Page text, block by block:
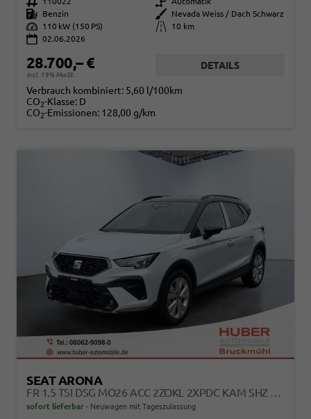
Kraftstoff
Benzin Außenfarbe
Nevada Weiss / Dach Schwarz
Leistung
110 kW (150 PS) Kilometerstand
10 km
02.06.2026
28.700,– €
incl. 19% MwSt.
DETAILS
Verbrauch kombiniert: 5,60 l/100km
CO2-Klasse: D
CO2-Emissionen: 128,00 g/km
SEAT ARONA
FR 1.5 TSI DSG MO26 ACC 2ZOKL 2XPDC KAM SHZ FULL LINK
sofort lieferbar Neuwagen mit Tageszulassung